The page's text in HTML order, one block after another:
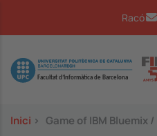
Racó
Image
Inici > Game of IBM Bluemix